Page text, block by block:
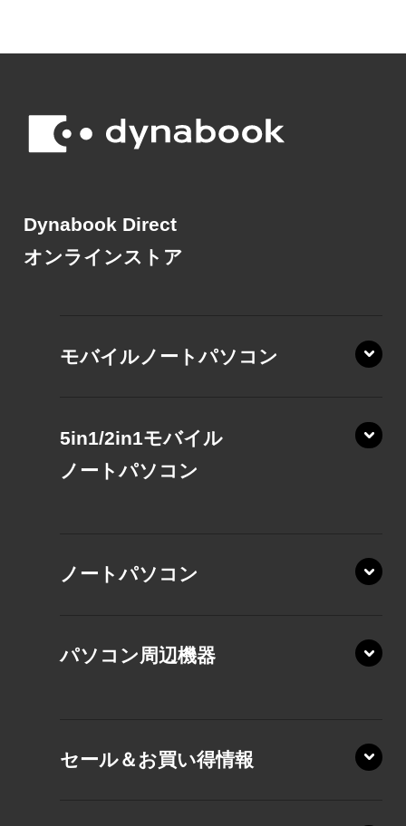
Dynabook Direct
オンラインストア
モバイルノートパソコン
XP/ZA
5in1/2in1モバイル
ノートパソコン
VZ/MA
VZ/MY
ノートパソコン
AZ/DA
パソコン周辺機器
セール＆お買い得情報